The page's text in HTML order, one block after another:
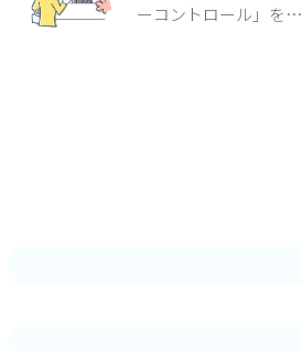
ーコントロール」を…